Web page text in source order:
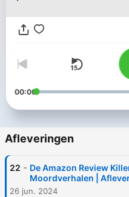
drama, weet Bastiaan u mee
absurde en
meest bekende
daders door eigen
00:00
Afleveringen
22 - De Amazon Review
Moordverhalen |
26 jun. 2024